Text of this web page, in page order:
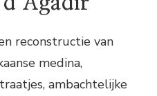
reconstructie van
medina,
ambachtelijke